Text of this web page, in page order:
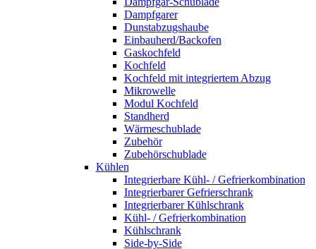
Dampfgarer
Dunstabzugshaube
Einbauherd/Backofen
Gaskochfeld
Kochfeld
Kochfeld mit integriertem Abzug
Mikrowelle
Modul Kochfeld
Standherd
Wärmeschublade
Zubehör
Zubehörschublade
Kühlen
Integrierbare Kühl- / Gefrierkombination
Integrierbarer Gefrierschrank
Integrierbarer Kühlschrank
Kühl- / Gefrierkombination
Kühlschrank
Side-by-Side